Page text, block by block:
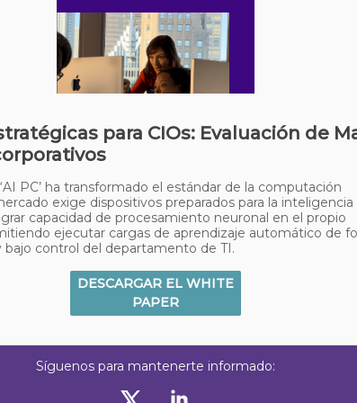
para CIOs: Evaluación de
PC’ ha transformado el estándar de la computación
exige dispositivos preparados para la inteligencia
capacidad de procesamiento neuronal en el propio
ejecutar cargas de aprendizaje automático de
bajo control del departamento de TI.
DESCARGAR EL WHITE
PAPER
Síguenos para mantenerte informado: